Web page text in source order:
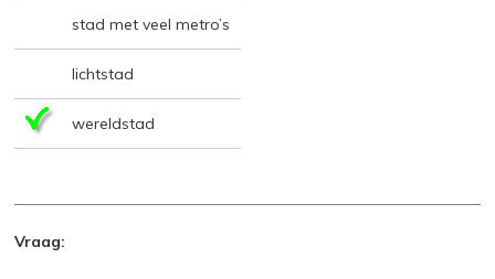
stad met veel metro’s
lichtstad
wereldstad
Vraag: